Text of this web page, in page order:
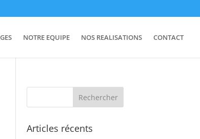
NOTRE EQUIPE NOS REALISATIONS CONTACT
Articles récents